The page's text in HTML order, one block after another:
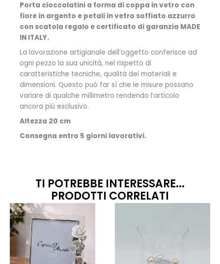
Porta cioccolatini a forma di coppa in vetro con
fiore in argento e petali in vetro soffiato azzurro
con scatola regalo e certificato di garanzia MADE
IN ITALY.
La lavorazione artigianale dell’oggetto conferisce ad
ogni pezzo la sua unicità, nel rispetto di
caratteristiche tecniche, qualità dei materiali e
dimensioni. Questo può far sì che le misure possano
variare di qualche millimetro rendendo l’articolo
ancora più esclusivo.
Altezza 20 cm
Consegna entro 5 giorni lavorativi.
TI POTREBBE INTERESSARE...
PRODOTTI CORRELATI